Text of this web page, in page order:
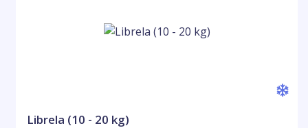
Librela (10 - 20 kg)